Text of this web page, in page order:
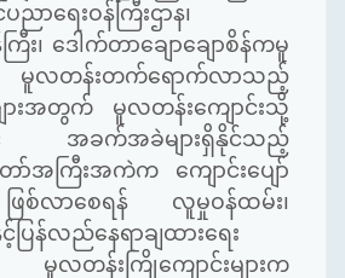
ာရေးဝန်ကြီးဌာန၊
ြီး၊ ဒေါက်တာချောချောစိန်ကမူ
မူလတန်းတက်ရောက်လာသည့်
းအတွက် မူလတန်းကျောင်းသို့
င် အခက်အခဲများရှိနိုင်သည့်
အကြီးအကဲက ကျောင်းပျော်
ြစ်လာစေရန် လူမှုဝန်ထမ်း၊
န်လည်နေရာချထားရေး
မူလတန်းကြိုကျောင်းများက